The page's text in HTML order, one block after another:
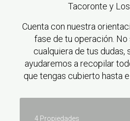
Tacoronte y
Cuenta con nuestra
fase de tu operación.
cualquiera de tus dudas,
ayudaremos a recopilar
que tengas cubierto hasta
4 Propiedades